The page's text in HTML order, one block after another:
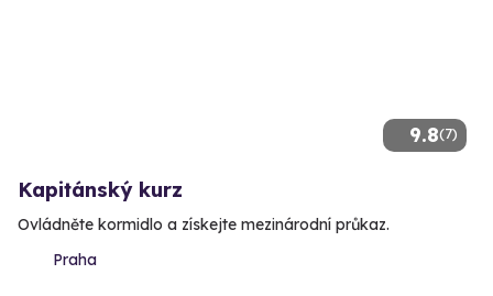
9.8(7)
Kapitánský kurz
Ovládněte kormidlo a získejte mezinárodní průkaz.
Praha